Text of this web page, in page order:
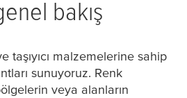
bakış
taşıyıcı malzemelerine sahip
sunuyoruz. Renk
veya alanların